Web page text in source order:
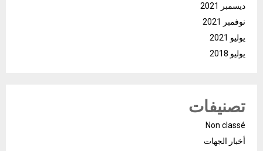
ديسمبر 2021
نوفمبر 2021
يوليو 2021
يوليو 2018
تصنيفات
Non classé
أخبار الجهات